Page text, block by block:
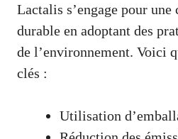
Lactalis s’engage pour une
durable en adoptant des
de l’environnement. Voici
clés :
Utilisation